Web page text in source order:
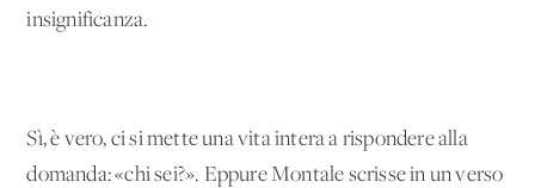
insignificanza.
Sì, è vero, ci si mette una vita intera a rispondere alla
domanda: «chi sei?». Eppure Montale scrisse in un verso